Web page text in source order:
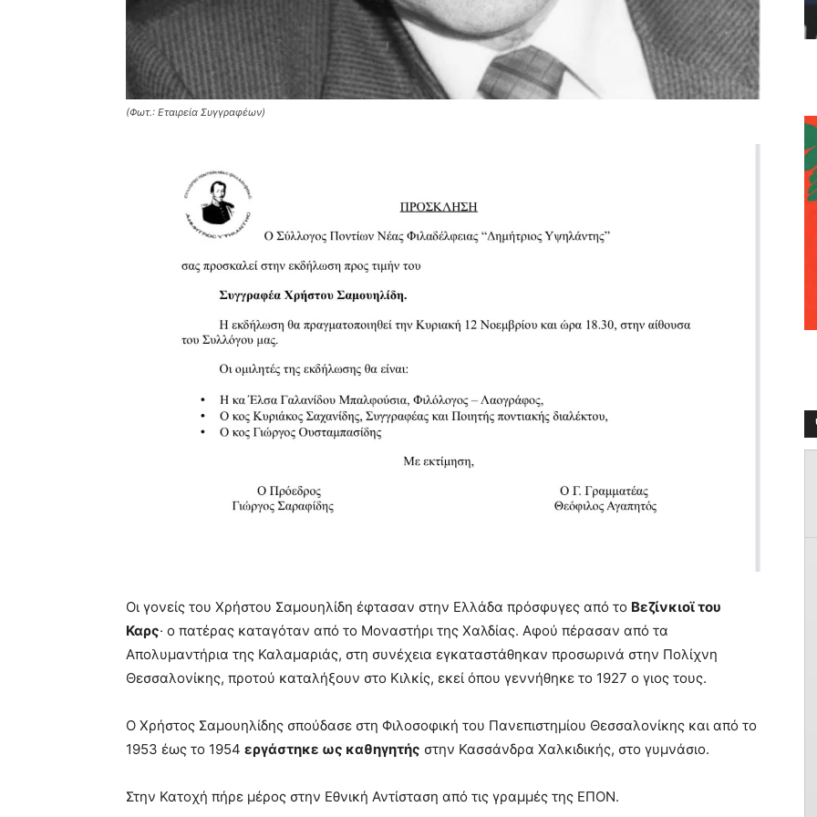
(Φωτ.: Εταιρεία Συγγραφέων)
Οι γονείς του Χρήστου Σαμουηλίδη έφτασαν στην Ελλάδα πρόσφυγες από το Βεζίνκιοϊ του
Καρς· ο πατέρας καταγόταν από το Μοναστήρι της Χαλδίας. Αφού πέρασαν από τα
Απολυμαντήρια της Καλαμαριάς, στη συνέχεια εγκαταστάθηκαν προσωρινά στην Πολίχνη
Θεσσαλονίκης, προτού καταλήξουν στο Κιλκίς, εκεί όπου γεννήθηκε το 1927 ο γιος τους.
Ο Χρήστος Σαμουηλίδης σπούδασε στη Φιλοσοφική του Πανεπιστημίου Θεσσαλονίκης και από το
1953 έως το 1954 εργάστηκε ως καθηγητής στην Κασσάνδρα Χαλκιδικής, στο γυμνάσιο.
Στην Κατοχή πήρε μέρος στην Εθνική Αντίσταση από τις γραμμές της ΕΠΟΝ.